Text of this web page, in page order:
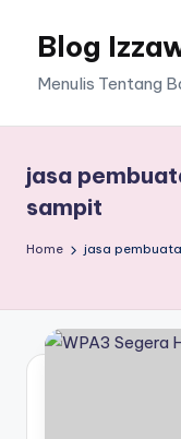
Blog
Menulis Tentang
jasa
sampit
Home jasa